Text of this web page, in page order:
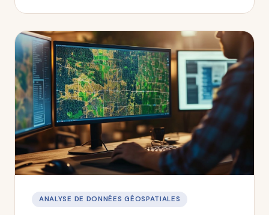
ANALYSE DE DONNÉES GÉOSPATIALES